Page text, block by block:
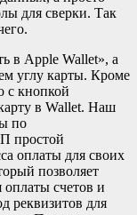
для сверки. Так
в Apple Wallet», а
углу карты. Кроме
с кнопкой
в Wallet. Наш
по
простой
оплаты для своих
позволяет
оплаты счетов и
реквизитов для